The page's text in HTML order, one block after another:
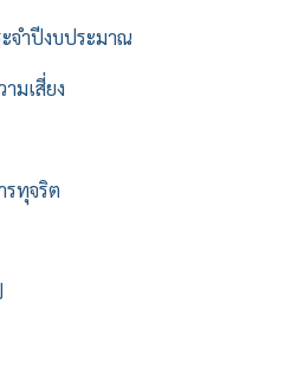
จำปีงบประมาณ
มเสี่ยง
ทุจริต